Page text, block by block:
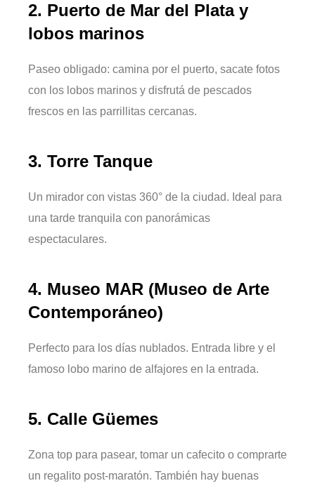
2. Puerto de Mar del Plata y
lobos marinos
Paseo obligado: camina por el puerto, sacate fotos
con los lobos marinos y disfrutá de pescados
frescos en las parrillitas cercanas.
3. Torre Tanque
Un mirador con vistas 360° de la ciudad. Ideal para
una tarde tranquila con panorámicas
espectaculares.
4. Museo MAR (Museo de Arte
Contemporáneo)
Perfecto para los días nublados. Entrada libre y el
famoso lobo marino de alfajores en la entrada.
5. Calle Güemes
Zona top para pasear, tomar un cafecito o comprarte
un regalito post-maratón. También hay buenas